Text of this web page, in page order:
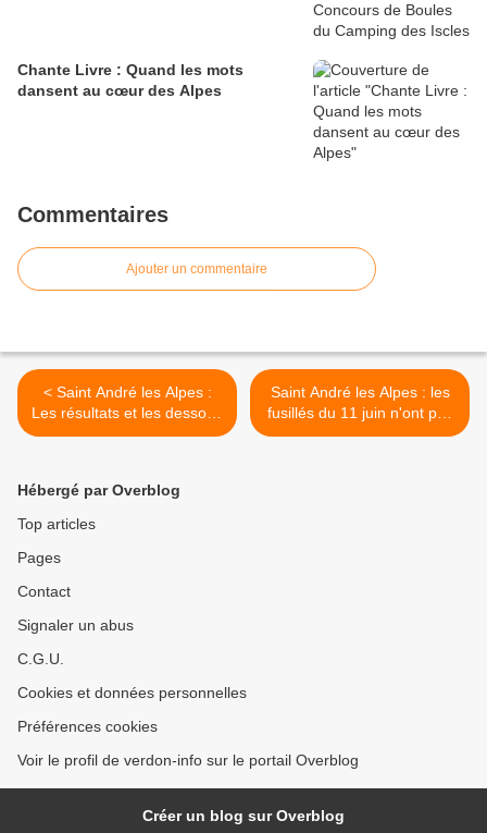
Chante Livre : Quand les mots
dansent au cœur des Alpes
Commentaires
Ajouter un commentaire
< Saint André les Alpes :
Les résultats et les dessous
d'un critérium réussi...
Saint André les Alpes : les
fusillés du 11 juin n'ont pas
été oubliés >
Hébergé par Overblog
Top articles
Pages
Contact
Signaler un abus
C.G.U.
Cookies et données personnelles
Préférences cookies
Voir le profil de verdon-info sur le portail Overblog
Créer un blog sur Overblog